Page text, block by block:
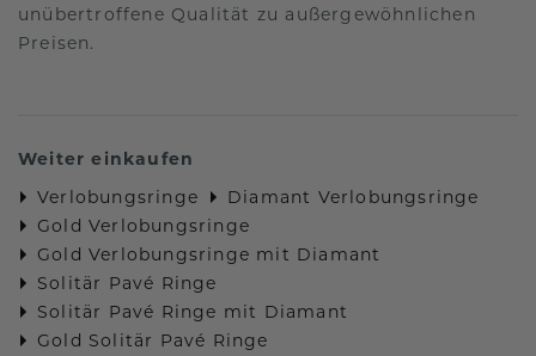
unübertroffene Qualität zu außergewöhnlichen
Preisen.
Weiter einkaufen
Verlobungsringe
Diamant Verlobungsringe
Gold Verlobungsringe
Gold Verlobungsringe mit Diamant
Solitär Pavé Ringe
Solitär Pavé Ringe mit Diamant
Gold Solitär Pavé Ringe